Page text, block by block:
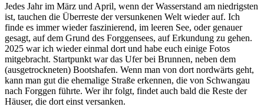
Jedes Jahr im März und April, wenn der Wasserstand am niedrigsten
ist, tauchen die Überreste der versunkenen Welt wieder auf. Ich
finde es immer wieder faszinierend, im leeren See, oder genauer
gesagt, auf dem Grund des Forggensees, auf Erkundung zu gehen.
2025 war ich wieder einmal dort und habe euch einige Fotos
mitgebracht. Startpunkt war das Ufer bei Brunnen, neben dem
(ausgetrockneten) Bootshafen. Wenn man von dort nordwärts geht,
kann man gut die ehemalige Straße erkennen, die von Schwangau
nach Forggen führte. Wer ihr folgt, findet auch bald die Reste der
Häuser, die dort einst versanken.